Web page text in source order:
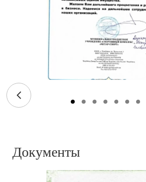
Документы